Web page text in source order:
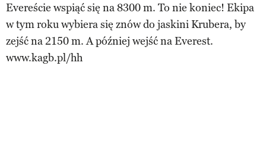
Evereście wspiąć się na 8300 m. To nie koniec! Ekipa
w tym roku wybiera się znów do jaskini Krubera, by
zejść na 2150 m. A później wejść na Everest.
www.kagb.pl/hh